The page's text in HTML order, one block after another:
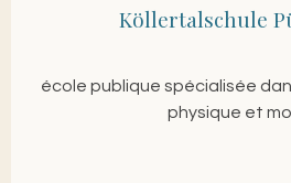
Köllertalschule
école publique spécialisée
physique et